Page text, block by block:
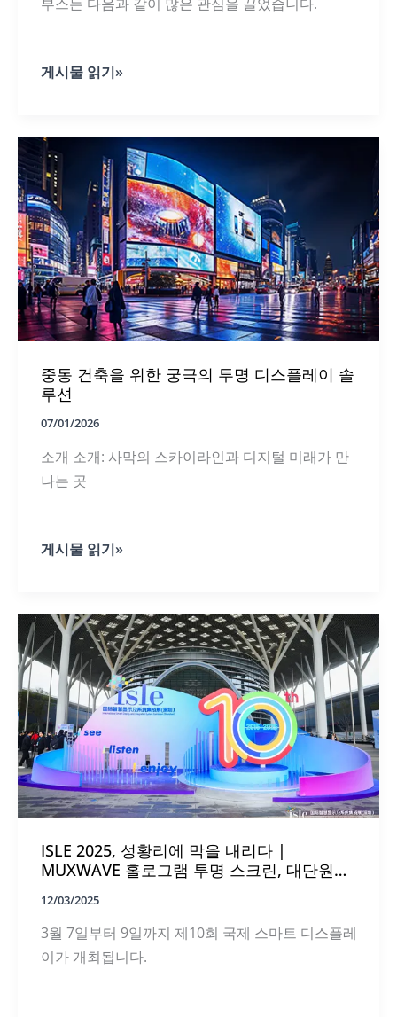
ISE
큰
관
심
을
끌
다
게시물 읽기»
중동 건축을 위한 궁극의 투명 디스플레이 솔
루션
07/01/2026
소개 소개: 사막의 스카이라인과 디지털 미래가 만
나는 곳
중
을
위
한
궁
극
의
투
명
디
스
플
레
이
루
션
게시물 읽기»
ISLE 2025, 성황리에 막을 내리다 |
MUXWAVE 홀로그램 투명 스크린, 대단원의
12/03/2025
3월 7일부터 9일까지 제10회 국제 스마트 디스플레
이가 개최됩니다.